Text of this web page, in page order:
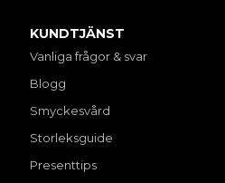
KUNDTJÄNST
Vanliga frågor & svar
Blogg
Smyckesvård
Storleksguide
Presenttips